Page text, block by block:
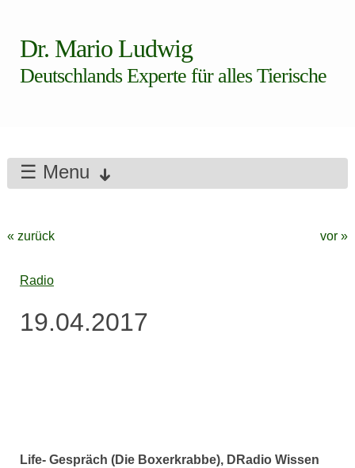
Dr. Mario Ludwig
Deutschlands Experte für alles Tierische
☰ Menu
« zurück vor »
Radio
19.04.2017
Life- Gespräch (Die Boxerkrabbe), DRadio Wissen